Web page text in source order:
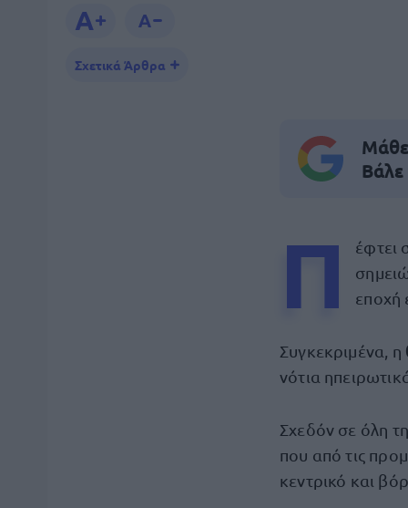
Σχετικά Άρθρα
Μάθε
Π έφτει
εποχή
Συγκεκριμένα, η
νότια
Σχεδόν σε όλη τη
που από τις
κεντρικό και